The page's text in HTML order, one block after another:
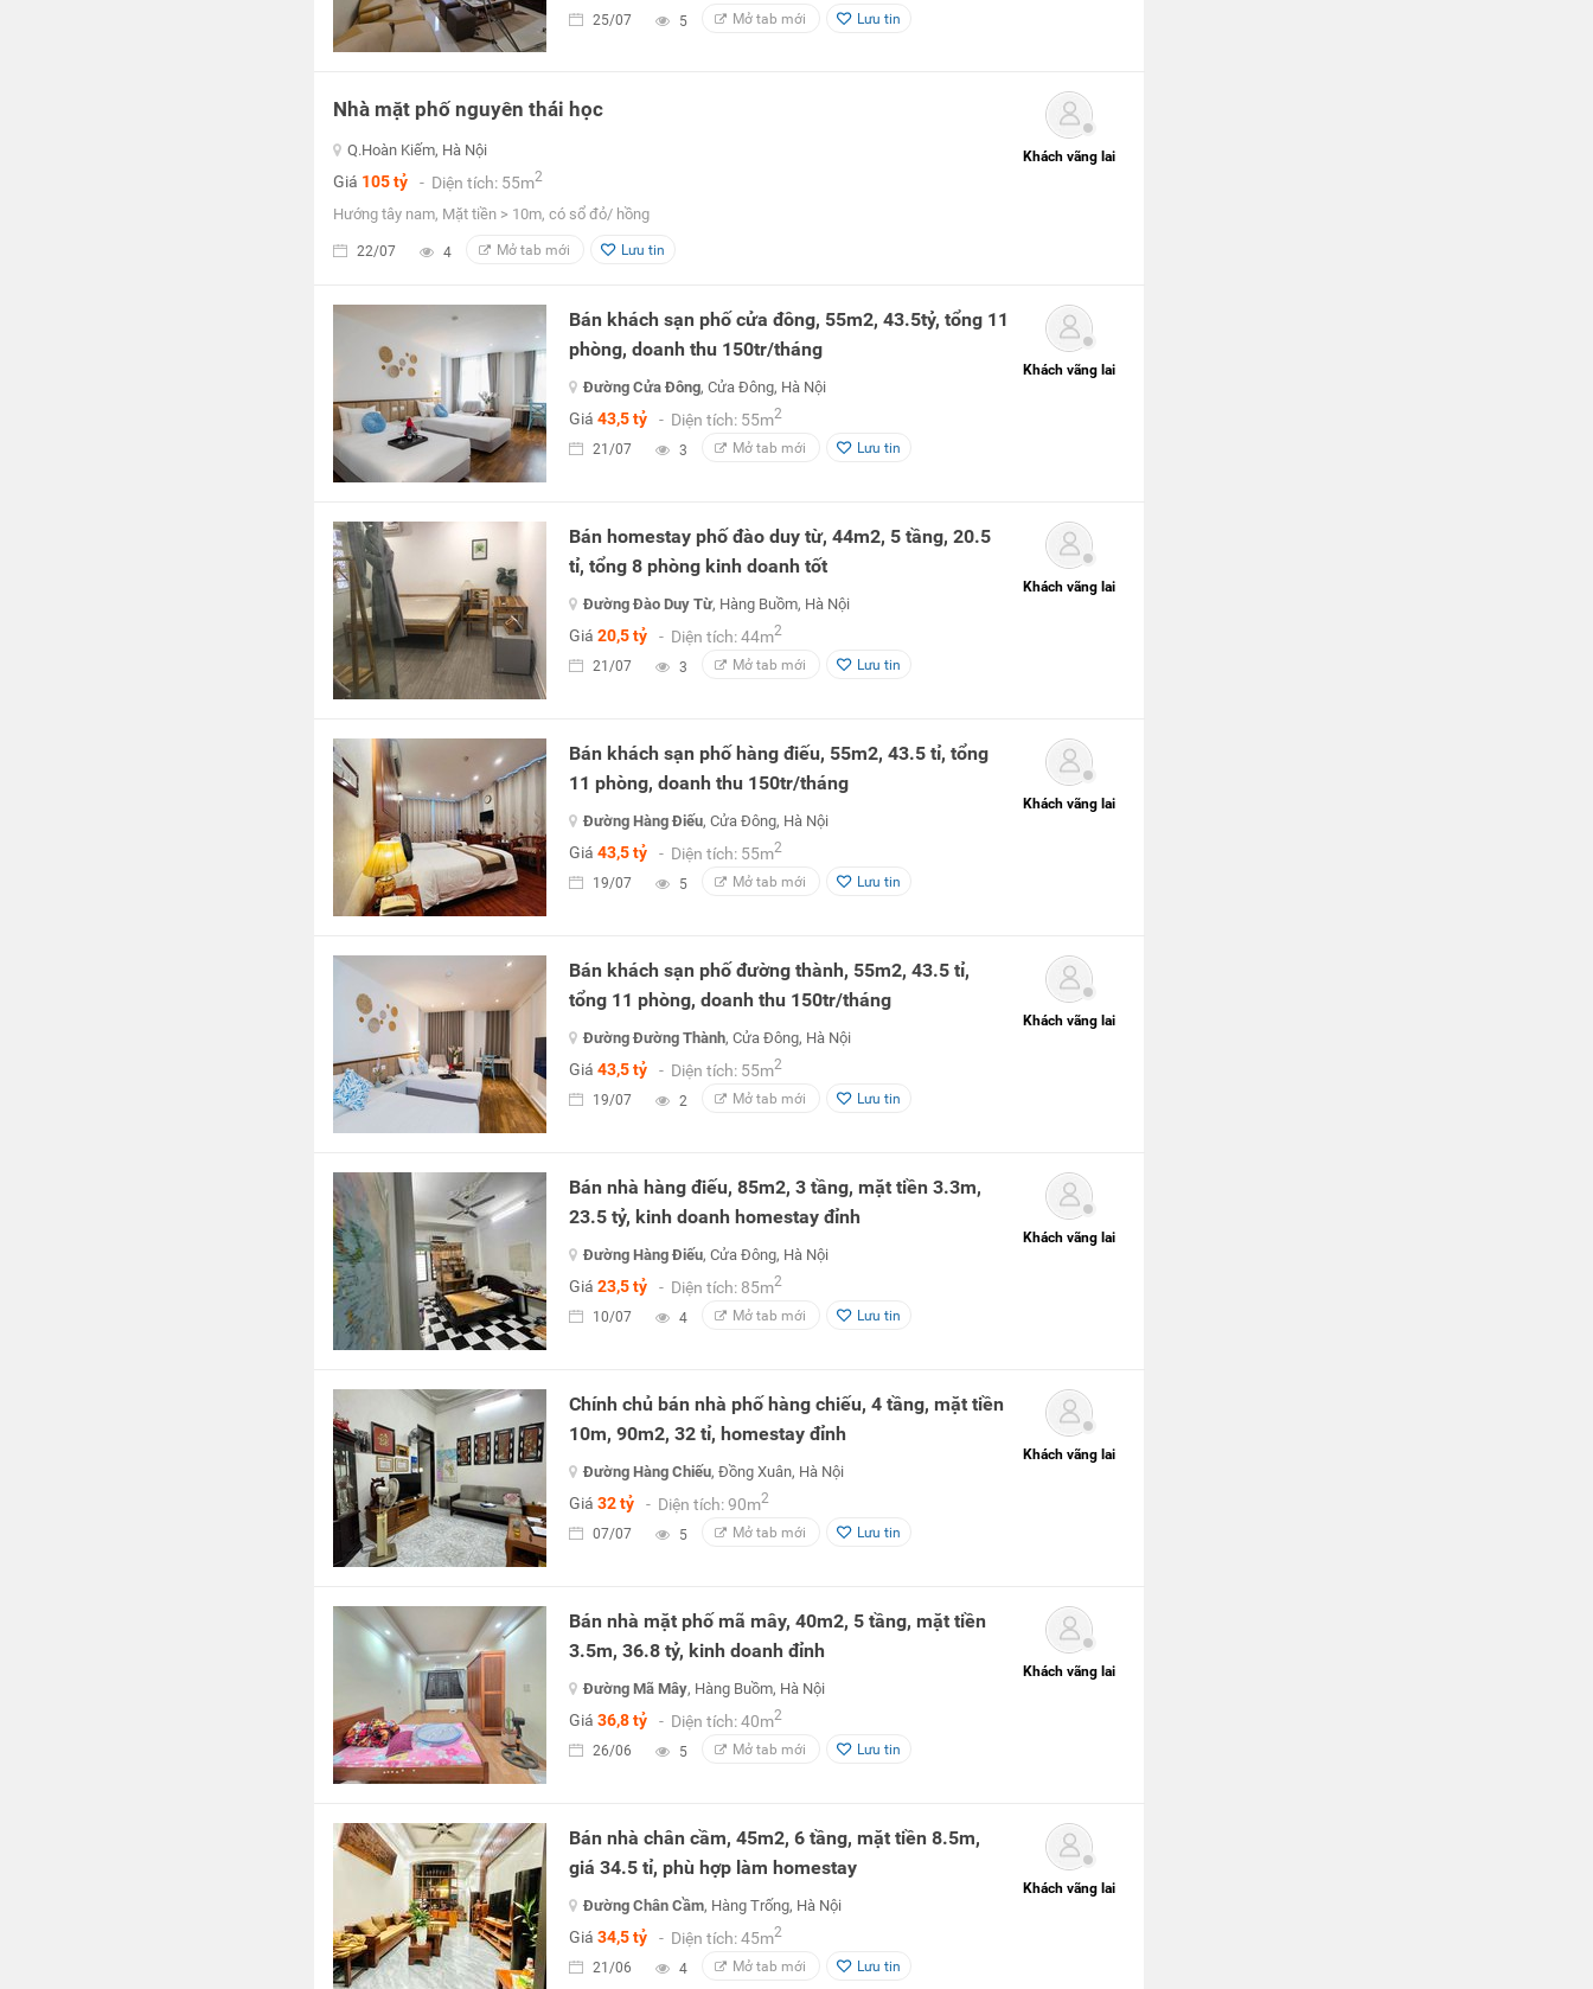
25/07 5 Mở tab mới Lưu tin
Nhà mặt phố nguyên thái học
Q.Hoàn Kiếm, Hà Nội
Giá 105 tỷ - Diện tích: 55m2
Hướng tây nam, Mặt tiền > 10m, có sổ đỏ/ hồng
22/07 4 Mở tab mới Lưu tin
Khách vãng lai
Bán khách sạn phố cửa đông, 55m2, 43.5tỷ, tổng 11
phòng, doanh thu 150tr/tháng
Đường Cửa Đông, Cửa Đông, Hà Nội
Giá 43,5 tỷ - Diện tích: 55m2
21/07 3 Mở tab mới Lưu tin
Khách vãng lai
Bán homestay phố đào duy từ, 44m2, 5 tầng, 20.5
tỉ, tổng 8 phòng kinh doanh tốt
Đường Đào Duy Từ, Hàng Buồm, Hà Nội
Giá 20,5 tỷ - Diện tích: 44m2
21/07 3 Mở tab mới Lưu tin
Khách vãng lai
Bán khách sạn phố hàng điếu, 55m2, 43.5 tỉ, tổng
11 phòng, doanh thu 150tr/tháng
Đường Hàng Điếu, Cửa Đông, Hà Nội
Giá 43,5 tỷ - Diện tích: 55m2
19/07 5 Mở tab mới Lưu tin
Khách vãng lai
Bán khách sạn phố đường thành, 55m2, 43.5 tỉ,
tổng 11 phòng, doanh thu 150tr/tháng
Đường Đường Thành, Cửa Đông, Hà Nội
Giá 43,5 tỷ - Diện tích: 55m2
19/07 2 Mở tab mới Lưu tin
Khách vãng lai
Bán nhà hàng điếu, 85m2, 3 tầng, mặt tiền 3.3m,
23.5 tỷ, kinh doanh homestay đỉnh
Đường Hàng Điếu, Cửa Đông, Hà Nội
Giá 23,5 tỷ - Diện tích: 85m2
10/07 4 Mở tab mới Lưu tin
Khách vãng lai
Chính chủ bán nhà phố hàng chiếu, 4 tầng, mặt tiền
10m, 90m2, 32 tỉ, homestay đỉnh
Đường Hàng Chiếu, Đồng Xuân, Hà Nội
Giá 32 tỷ - Diện tích: 90m2
07/07 5 Mở tab mới Lưu tin
Khách vãng lai
Bán nhà mặt phố mã mây, 40m2, 5 tầng, mặt tiền
3.5m, 36.8 tỷ, kinh doanh đỉnh
Đường Mã Mây, Hàng Buồm, Hà Nội
Giá 36,8 tỷ - Diện tích: 40m2
26/06 5 Mở tab mới Lưu tin
Khách vãng lai
Bán nhà chân cầm, 45m2, 6 tầng, mặt tiền 8.5m,
giá 34.5 tỉ, phù hợp làm homestay
Đường Chân Cầm, Hàng Trống, Hà Nội
Giá 34,5 tỷ - Diện tích: 45m2
21/06 4 Mở tab mới Lưu tin
Khách vãng lai